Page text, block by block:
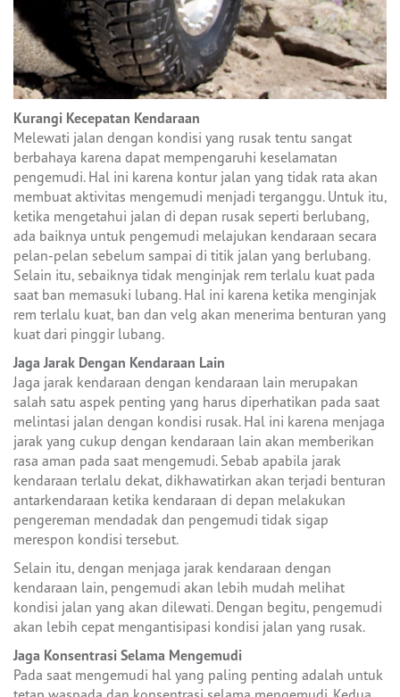
Kurangi Kecepatan Kendaraan
Melewati jalan dengan kondisi yang rusak tentu sangat
berbahaya karena dapat mempengaruhi keselamatan
pengemudi. Hal ini karena kontur jalan yang tidak rata akan
membuat aktivitas mengemudi menjadi terganggu. Untuk itu,
ketika mengetahui jalan di depan rusak seperti berlubang,
ada baiknya untuk pengemudi melajukan kendaraan secara
pelan-pelan sebelum sampai di titik jalan yang berlubang.
Selain itu, sebaiknya tidak menginjak rem terlalu kuat pada
saat ban memasuki lubang. Hal ini karena ketika menginjak
rem terlalu kuat, ban dan velg akan menerima benturan yang
kuat dari pinggir lubang.
Jaga Jarak Dengan Kendaraan Lain
Jaga jarak kendaraan dengan kendaraan lain merupakan
salah satu aspek penting yang harus diperhatikan pada saat
melintasi jalan dengan kondisi rusak. Hal ini karena menjaga
jarak yang cukup dengan kendaraan lain akan memberikan
rasa aman pada saat mengemudi. Sebab apabila jarak
kendaraan terlalu dekat, dikhawatirkan akan terjadi benturan
antarkendaraan ketika kendaraan di depan melakukan
pengereman mendadak dan pengemudi tidak sigap
merespon kondisi tersebut.
Selain itu, dengan menjaga jarak kendaraan dengan
kendaraan lain, pengemudi akan lebih mudah melihat
kondisi jalan yang akan dilewati. Dengan begitu, pengemudi
akan lebih cepat mengantisipasi kondisi jalan yang rusak.
Jaga Konsentrasi Selama Mengemudi
Pada saat mengemudi hal yang paling penting adalah untuk